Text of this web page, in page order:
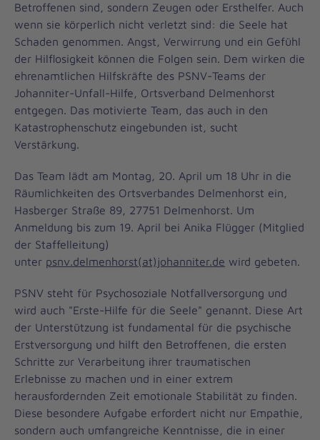
Betroffenen sind, sondern Zeugen oder Ersthelfer. Auch
wenn sie körperlich nicht verletzt sind: die Seele hat
Schaden genommen. Angst, Verwirrung und ein Gefühl
der Hilflosigkeit können die Folgen sein. Dem wirken die
ehrenamtlichen Hilfskräfte des PSNV-Teams der
Johanniter-Unfall-Hilfe, Ortsverband Delmenhorst
entgegen. Das motivierte Team, das auch in den
Katastrophenschutz eingebunden ist, sucht
Verstärkung.
Das Team lädt am Montag, 20. April um 18 Uhr in die
Räumlichkeiten des Ortsverbandes Delmenhorst ein,
Hasberger Straße 89, 27751 Delmenhorst. Um
Anmeldung bis zum 19. April bei Anika Flügger (Mitglied
der Staffelleitung)
unter psnv.delmenhorst(at)johanniter.de wird gebeten.
PSNV steht für Psychosoziale Notfallversorgung und
wird auch "Erste-Hilfe für die Seele" genannt. Diese Art
der Unterstützung ist fundamental für die psychische
Erstversorgung und hilft den Betroffenen, die ersten
Schritte zur Verarbeitung ihrer traumatischen
Erlebnisse zu machen und in einer extrem
herausfordernden Zeit emotionale Stabilität zu finden.
Diese besondere Aufgabe erfordert nicht nur Empathie,
sondern auch umfangreiche Kenntnisse, die in einer